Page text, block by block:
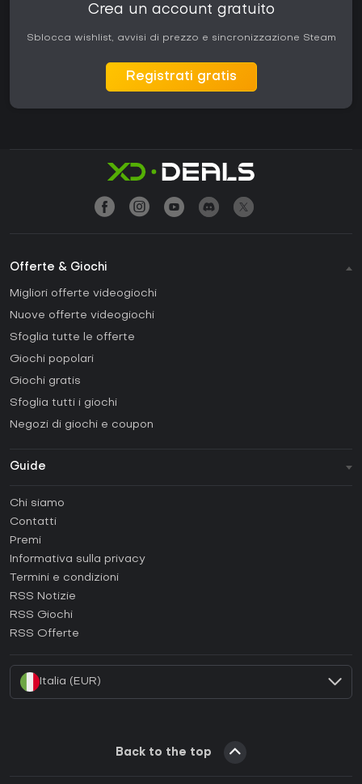
Crea un account gratuito
Sblocca wishlist, avvisi di prezzo e sincronizzazione Steam
Registrati gratis
Offerte & Giochi
Migliori offerte videogiochi
Nuove offerte videogiochi
Sfoglia tutte le offerte
Giochi popolari
Giochi gratis
Sfoglia tutti i giochi
Negozi di giochi e coupon
Guide
Come attivare una Steam CD Key?
Come attivare una Epic Games CD Key?
Come attivare una GOG CD Key?
Come attivare una Ubisoft Connect CD Key?
Chi siamo
Contatti
Premi
Informativa sulla privacy
Termini e condizioni
RSS Notizie
RSS Giochi
RSS Offerte
Italia (EUR)
Back to the top